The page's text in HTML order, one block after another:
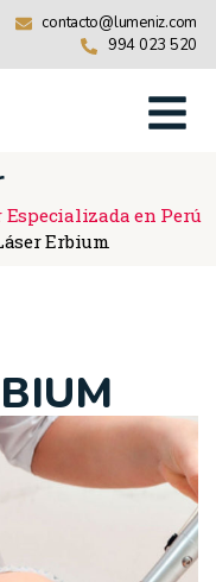
contacto@lumeniz.com
994 023 520
en Perú
Erbium